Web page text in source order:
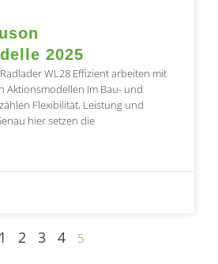
2025
WL28 Effizient arbeiten mit
Aktionsmodellen Im Bau- und
Flexibilität, Leistung und
hier setzen die
1 2 3 4 5